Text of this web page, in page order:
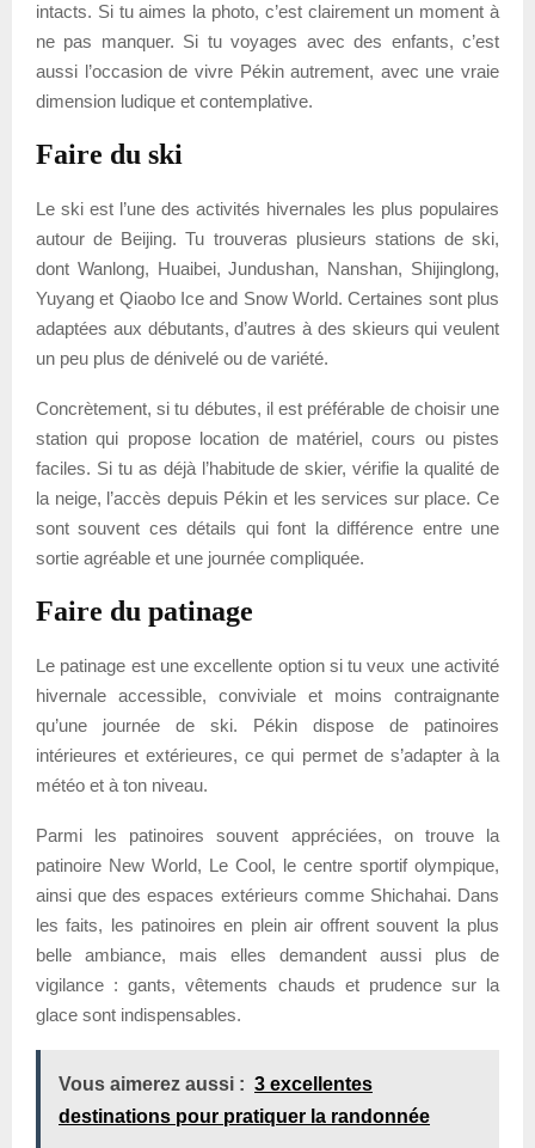
intacts. Si tu aimes la photo, c’est clairement un moment à
ne pas manquer. Si tu voyages avec des enfants, c’est
aussi l’occasion de vivre Pékin autrement, avec une vraie
dimension ludique et contemplative.
Faire du ski
Le ski est l’une des activités hivernales les plus populaires
autour de Beijing. Tu trouveras plusieurs stations de ski,
dont Wanlong, Huaibei, Jundushan, Nanshan, Shijinglong,
Yuyang et Qiaobo Ice and Snow World. Certaines sont plus
adaptées aux débutants, d’autres à des skieurs qui veulent
un peu plus de dénivelé ou de variété.
Concrètement, si tu débutes, il est préférable de choisir une
station qui propose location de matériel, cours ou pistes
faciles. Si tu as déjà l’habitude de skier, vérifie la qualité de
la neige, l’accès depuis Pékin et les services sur place. Ce
sont souvent ces détails qui font la différence entre une
sortie agréable et une journée compliquée.
Faire du patinage
Le patinage est une excellente option si tu veux une activité
hivernale accessible, conviviale et moins contraignante
qu’une journée de ski. Pékin dispose de patinoires
intérieures et extérieures, ce qui permet de s’adapter à la
météo et à ton niveau.
Parmi les patinoires souvent appréciées, on trouve la
patinoire New World, Le Cool, le centre sportif olympique,
ainsi que des espaces extérieurs comme Shichahai. Dans
les faits, les patinoires en plein air offrent souvent la plus
belle ambiance, mais elles demandent aussi plus de
vigilance : gants, vêtements chauds et prudence sur la
glace sont indispensables.
Vous aimerez aussi : 3 excellentes
destinations pour pratiquer la randonnée